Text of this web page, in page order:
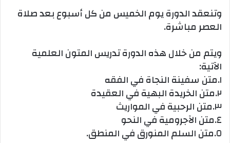
وتنعقد الدورة يوم الخميس من كل أسبوع بعد صلاة
العصر مباشرة.
ويتم من خلال هذه الدورة تدريس المتون العلمية
الآتية:
١.متن سفينة النجاة في الفقه
٢.متن الخريدة البهية في العقيدة
٣.متن الرحبية في المواريث
٤.متن الآجرومية في النحو
٥.متن السلم المنورق في المنطق.